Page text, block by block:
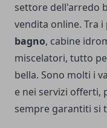
settore dell'arredo
vendita online. Tra
bagno, cabine
miscelatori, tutto
bella. Sono molti i
e nei servizi offerti,
sempre garantiti si